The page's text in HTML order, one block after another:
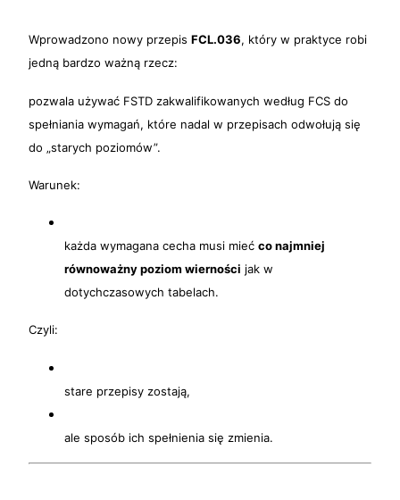
Wprowadzono nowy przepis FCL.036, który w praktyce robi
jedną bardzo ważną rzecz:
pozwala używać FSTD zakwalifikowanych według FCS do
spełniania wymagań, które nadal w przepisach odwołują się
do „starych poziomów”.
Warunek:
każda wymagana cecha musi mieć co najmniej
równoważny poziom wierności jak w
dotychczasowych tabelach.
Czyli:
stare przepisy zostają,
ale sposób ich spełnienia się zmienia.